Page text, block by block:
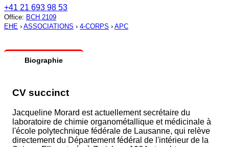
+41 21 693 98 53
Office: BCH 2109
EHE › ASSOCIATIONS › 4-CORPS › APC
Biographie
CV succinct
Jacqueline Morard est actuellement secrétaire du
laboratoire de chimie organométallique et médicinale à
l'école polytechnique fédérale de Lausanne, qui relève
directement du Département fédéral de l'intérieur de la